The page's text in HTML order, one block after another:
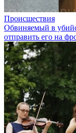
Происшествия
Обвиняемый в
отправить его на